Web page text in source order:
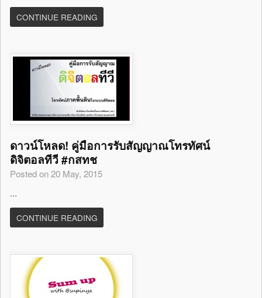
CONTINUE READING
ดาวน์โหลด! คู่มือการรับสัญญาณโทรทัศน์
ดิจิตอลทีวี #กสทช
Posted on 20 May, 2015
...
CONTINUE READING